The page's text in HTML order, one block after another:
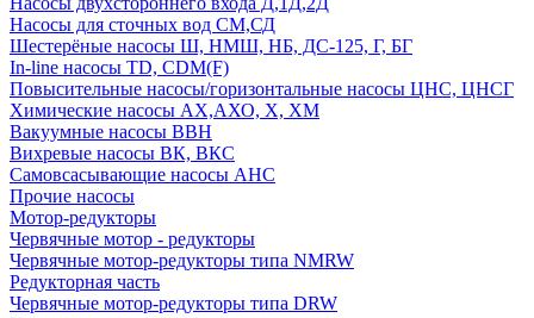
Насосы для сточных вод СМ,СД
Шестерёные насосы Ш, НМШ, НБ, ДС-125, Г, БГ
In-line насосы TD, CDM(F)
Повысительные насосы/горизонтальные насосы ЦНС, ЦНСГ
Химические насосы АХ,АХО, Х, ХМ
Вакуумные насосы ВВН
Вихревые насосы ВК, ВКС
Самовсасывающие насосы АНС
Прочие насосы
Мотор-редукторы
Червячные мотор - редукторы
Червячные мотор-редукторы типа NMRW
Редукторная часть
Червячные мотор-редукторы типа DRW